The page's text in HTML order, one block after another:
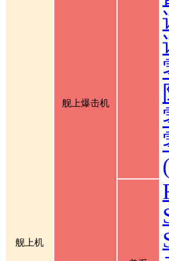
舰上机
舰上爆击机